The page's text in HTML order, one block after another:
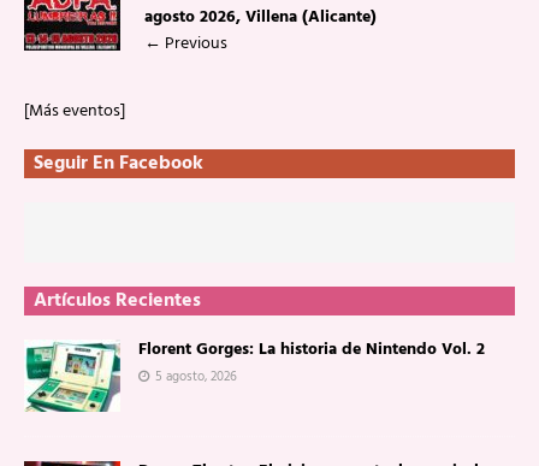
agosto 2026, Villena (Alicante)
← Previous
[Más eventos]
Seguir En Facebook
Artículos Recientes
Florent Gorges: La historia de Nintendo Vol. 2
5 agosto, 2026